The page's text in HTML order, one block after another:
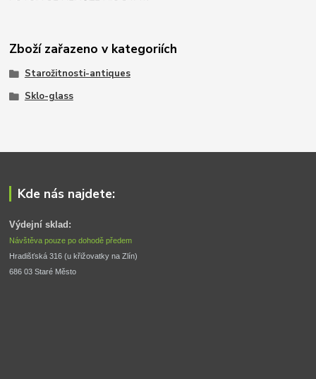
Zboží zařazeno v kategoriích
Starožitnosti-antiques
Sklo-glass
Kde nás najdete:
Výdejní sklad:
Návštěva pouze po dohodě předem
Hradišťská 316 (u křižovatky na Zlín)
686 03 Staré Město